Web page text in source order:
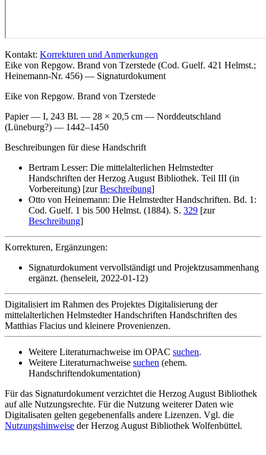
Kontakt: Korrekturen und Anmerkungen
Eike von Repgow. Brand von Tzerstede (Cod. Guelf. 421 Helmst.;
Heinemann-Nr. 456) — Signaturdokument
Eike von Repgow. Brand von Tzerstede
Papier — I, 243 Bl. — 28 × 20,5 cm — Norddeutschland
(Lüneburg?) — 1442–1450
Beschreibungen für diese Handschrift
Bertram Lesser: Die mittelalterlichen Helmstedter
Handschriften der Herzog August Bibliothek. Teil III (in
Vorbereitung) [zurBeschreibung]
Otto von Heinemann: Die Helmstedter Handschriften. Bd. 1:
Cod. Guelf. 1 bis 500 Helmst. (1884). S. 329 [zur
Beschreibung]
Korrekturen, Ergänzungen:
Signaturdokument vervollständigt und Projektzusammenhang
ergänzt. (henseleit, 2022-01-12)
Digitalisiert im Rahmen des Projektes Digitalisierung der
mittelalterlichen Helmstedter Handschriften Handschriften des
Matthias Flacius und kleinere Provenienzen.
Weitere Literaturnachweise im OPAC suchen.
Weitere Literaturnachweise suchen (ehem.
Handschriftendokumentation)
Für das Signaturdokument verzichtet die Herzog August Bibliothek
auf alle Nutzungsrechte. Für die Nutzung weiterer Daten wie
Digitalisaten gelten gegebenenfalls andere Lizenzen. Vgl. die
Nutzungshinweise der Herzog August Bibliothek Wolfenbüttel.